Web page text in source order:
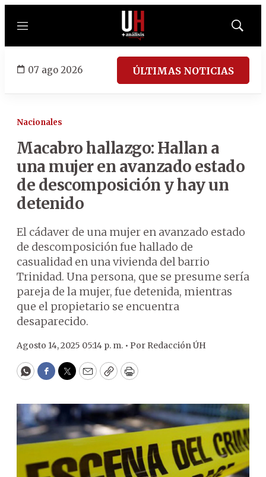
Menú
Mostrar
07 ago 2026 ÚLTIMAS NOTICIAS
Nacionales
Macabro hallazgo: Hallan a
una mujer en avanzado estado
de descomposición y hay un
detenido
El cádaver de una mujer en avanzado estado
de descomposición fue hallado de
casualidad en una vivienda del barrio
Trinidad. Una persona, que se presume sería
pareja de la mujer, fue detenida, mientras
que el propietario se encuentra
desaparecido.
Agosto 14, 2025 05:14 p. m. • Por Redacción ÚH
WhatsApp
Facebook
Twitter
EmailCopyPrint